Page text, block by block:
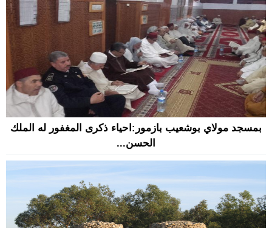
بمسجد مولاي بوشعيب بازمور:احياء ذكرى المغفور له الملك
الحسن...